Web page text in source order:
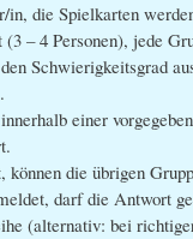
die Spielkarten
– 4 Personen), jede
Schwierigkeitsgrad
einer
können die übrigen
darf die Antwort
(alternativ: bei